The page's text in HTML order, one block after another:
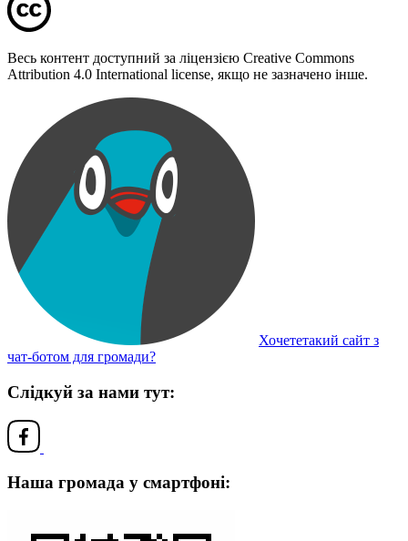
Весь контент доступний за ліцензією Creative Commons
Attribution 4.0 International license, якщо не зазначено інше.
Хочететакий сайт з
чат-ботом для громади?
Слідкуй за нами тут:
Наша громада у смартфоні: